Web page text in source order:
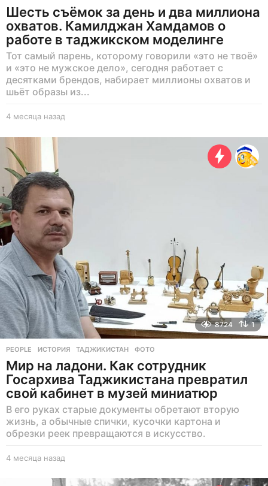
Шесть съёмок за день и два миллиона
охватов. Камилджан Хамдамов о
работе в таджикском моделинге
Тот самый парень, которому говорили «это не твоё»
и «это не мужское дело», сегодня работает с
десятками брендов, набирает миллионы охватов и
шьёт образы из...
4 месяца назад
е
а
н
а
з
а
д
8724 1
PEOPLE ИСТОРИЯ ,ТАДЖИКИСТАН ,ФОТО
Мир на ладони. Как сотрудник
Госархива Таджикистана превратил
свой кабинет в музей миниатюр
В его руках старые документы обретают вторую
жизнь, а обычные спички, кусочки картона и
обрезки реек превращаются в искусство.
4 месяца назад
е